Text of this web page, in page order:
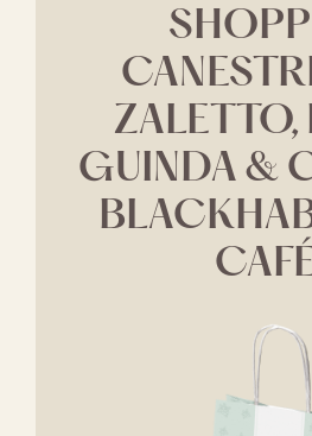
ZALETTO,
GUINDA &